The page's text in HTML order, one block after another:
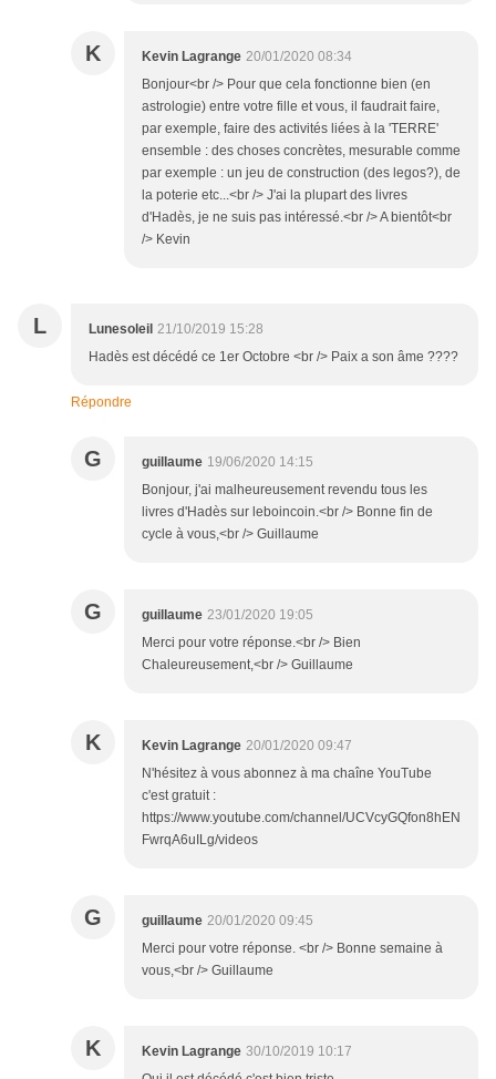
K Kevin Lagrange 20/01/2020 08:34
Bonjour<br /> Pour que cela fonctionne bien (en
astrologie) entre votre fille et vous, il faudrait faire,
par exemple, faire des activités liées à la 'TERRE'
ensemble : des choses concrètes, mesurable comme
par exemple : un jeu de construction (des legos?), de
la poterie etc...<br /> J'ai la plupart des livres
d'Hadès, je ne suis pas intéressé.<br /> A bientôt<br
/> Kevin
L Lunesoleil 21/10/2019 15:28
Hadès est décédé ce 1er Octobre <br /> Paix a son âme ????
Répondre
G guillaume 19/06/2020 14:15
Bonjour, j'ai malheureusement revendu tous les
livres d'Hadès sur leboincoin.<br /> Bonne fin de
cycle à vous,<br /> Guillaume
G guillaume 23/01/2020 19:05
Merci pour votre réponse.<br /> Bien
Chaleureusement,<br /> Guillaume
K Kevin Lagrange 20/01/2020 09:47
N'hésitez à vous abonnez à ma chaîne YouTube
c'est gratuit :
https://www.youtube.com/channel/UCVcyGQfon8hEN
FwrqA6uILg/videos
G guillaume 20/01/2020 09:45
Merci pour votre réponse. <br /> Bonne semaine à
vous,<br /> Guillaume
K Kevin Lagrange 30/10/2019 10:17